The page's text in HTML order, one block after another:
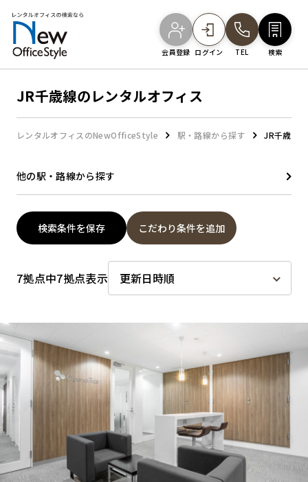
会員登録 ログイン TEL 検索
オフィスを探す
駅・路線から探す
地図から探す
キャンペーンから探す
ブランドから探す
オフィススタイルから探す
JR千歳線のレンタルオフィス
レンタルオフィスのNewOfficeStyle 駅・路線から探す JR千歳線
他の駅・路線から探す
検索条件を保存 こだわり条件を追加
7拠点中7拠点表示